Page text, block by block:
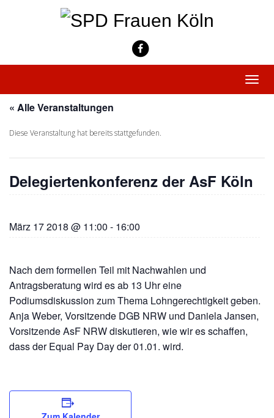
Toggle
« Alle Veranstaltungen
Diese Veranstaltung hat bereits stattgefunden.
Delegiertenkonferenz der AsF Köln
März 17 2018 @ 11:00 - 16:00
Nach dem formellen Teil mit Nachwahlen und
Antragsberatung wird es ab 13 Uhr eine
Podiumsdiskussion zum Thema Lohngerechtigkeit geben.
Anja Weber, Vorsitzende DGB NRW und Daniela Jansen,
Vorsitzende AsF NRW diskutieren, wie wir es schaffen,
dass der Equal Pay Day der 01.01. wird.